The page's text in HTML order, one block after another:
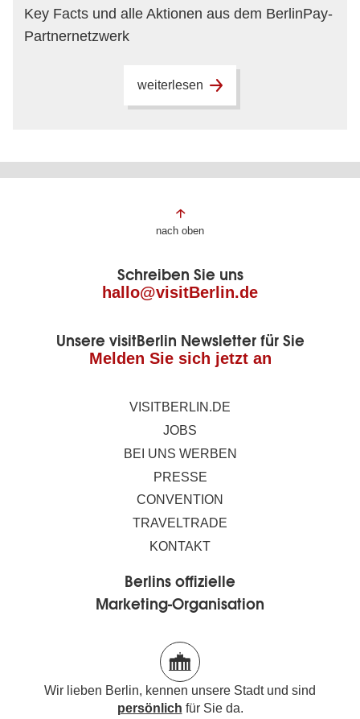
Key Facts und alle Aktionen aus dem BerlinPay-
Partnernetzwerk
weiterlesen
Fußbereich
Seite
nach oben
Schreiben Sie uns
hallo@visitBerlin.de
Unsere visitBerlin Newsletter für Sie
Melden Sie sich jetzt an
VISITBERLIN.DE
JOBS
BEI UNS WERBEN
PRESSE
CONVENTION
TRAVELTRADE
KONTAKT
Berlins offizielle
Marketing-Organisation
Wir lieben Berlin, kennen unsere Stadt und sind
persönlich für Sie da.